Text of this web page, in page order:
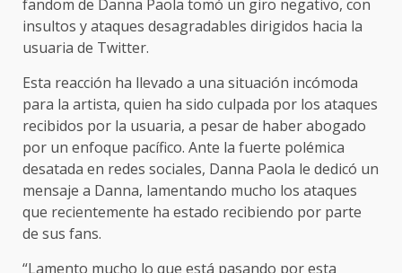
fandom de Danna Paola tomó un giro negativo, con
insultos y ataques desagradables dirigidos hacia la
usuaria de Twitter.
Esta reacción ha llevado a una situación incómoda
para la artista, quien ha sido culpada por los ataques
recibidos por la usuaria, a pesar de haber abogado
por un enfoque pacífico. Ante la fuerte polémica
desatada en redes sociales, Danna Paola le dedicó un
mensaje a Danna, lamentando mucho los ataques
que recientemente ha estado recibiendo por parte
de sus fans.
“Lamento mucho lo que está pasando por esta